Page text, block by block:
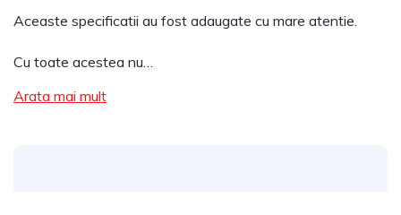
Aceaste specificatii au fost adaugate cu mare atentie.
Cu toate acestea nu…
Arata mai mult